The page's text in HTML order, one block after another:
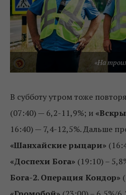
«На
В субботу утром тоже
(07:40) — 6,2-11,9%; и
16:40) — 7,4-12,5%. Дальше
«Шанхайские рыцари»
«Доспехи Бога» (19:10) –
Бога-2. Операция Кондор»